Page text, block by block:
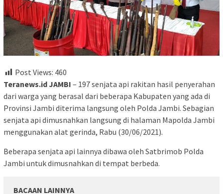
Post Views: 460
Teranews.id JAMBI – 197 senjata api rakitan hasil penyerahan
dari warga yang berasal dari beberapa Kabupaten yang ada di
Provinsi Jambi diterima langsung oleh Polda Jambi. Sebagian
senjata api dimusnahkan langsung di halaman Mapolda Jambi
menggunakan alat gerinda, Rabu (30/06/2021).
Beberapa senjata api lainnya dibawa oleh Satbrimob Polda
Jambi untuk dimusnahkan di tempat berbeda.
BACAAN LAINNYA